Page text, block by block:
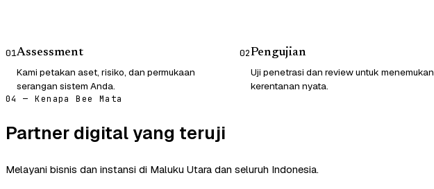
01Assessment
Kami petakan aset, risiko, dan permukaan
serangan sistem Anda.
02Pengujian
Uji penetrasi dan review untuk menemukan
kerentanan nyata.
04 — Kenapa Bee Mata
Partner digital yang teruji
Melayani bisnis dan instansi di Maluku Utara dan seluruh Indonesia.